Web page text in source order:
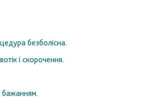
безболісна.
і скорочення.
бажанням.